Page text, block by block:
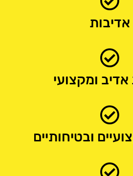
אדיבות
אדיב ומקצועי
ובטיחותיים